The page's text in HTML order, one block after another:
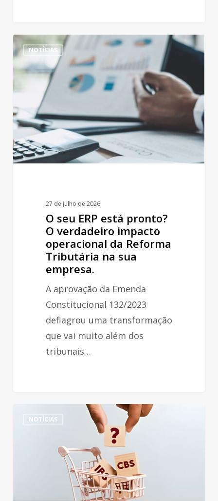
O
seu
ERP
está
pronto?
O
verdadeiro
impacto
operacional
Tributária
empresa.
NOTÍCIAS
27 de julho de 2026
O seu ERP está pronto?
O verdadeiro impacto
operacional da Reforma
Tributária na sua
empresa.
A aprovação da Emenda
Constitucional 132/2023
deflagrou uma transformação
que vai muito além dos
tribunais…
NOTÍCIAS